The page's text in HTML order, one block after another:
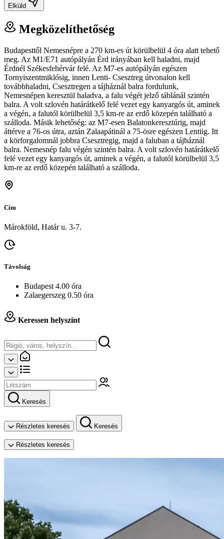
Elküld
Megközelíthetőség
Budapesttől Nemesnépre a 270 km-es út körülbelül 4 óra alatt tehető
meg. Az M1/E71 autópályán Érd irányában kell haladni, majd
Érdnél Székesfehérvár felé. Az M7-es autópályán egészen
Tornyiszentmiklósig, innen Lenti- Csesztreg útvonalon kell
továbbhaladni, Csesztregen a tájháznál balra fordulunk,
Nemesnépen keresztül haladva, a falu végét jelző táblánál szintén
balra. A volt szlovén határátkelő felé vezet egy kanyargós út, aminek
a végén, a falutól körülbelül 3,5 km-re az erdő közepén található a
szálloda. Másik lehetőség: az M7-esen Balatonkeresztúrig, majd
áttérve a 76-os útra, aztán Zalaapátinál a 75-ösre egészen Lentiig. Itt
a körforgalomnál jobbra Csesztregig, majd a faluban a tájháznál
balra. Nemesnép falu végén szintén balra. A volt szlovén határátkelő
felé vezet egy kanyargós út, aminek a végén, a falutól körülbelül 3,5
km-re az erdő közepén található a szálloda.
Cím
Márokföld, Határ u. 3-7.
Távolság
Budapest 4.00 óra
Zalaegerszeg 0.50 óra
Keressen helyszínt
Keresés
Részletes keresés Keresés
Részletes keresés